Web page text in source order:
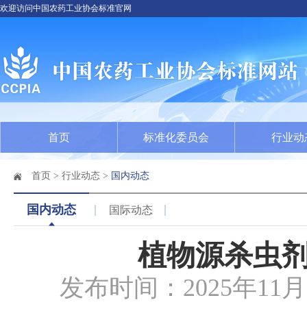
欢迎访问中国农药工业协会标准官网
首页 标准化委员会 行业动
首页 > 行业动态 > 国内动态
国内动态 国际动态
植物源杀虫
发布时间：2025年11